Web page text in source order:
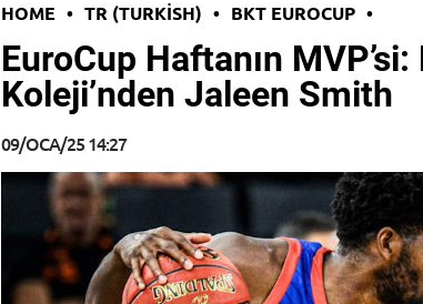
HOME • TR (TURKISH) • BKT EUROCUP •
EuroCup Haftanın
Koleji’nden Jaleen Smith
09/OCA/25 14:27